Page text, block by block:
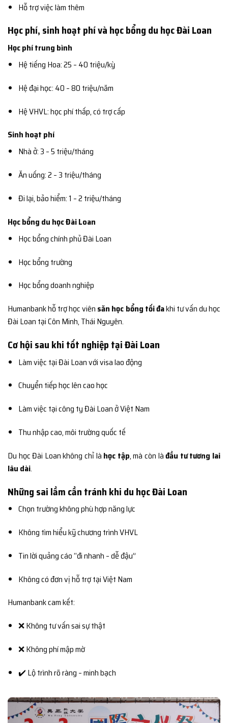
Hỗ trợ việc làm thêm
Học phí, sinh hoạt phí và học bổng du học Đài Loan
Học phí trung bình
Hệ tiếng Hoa: 25 – 40 triệu/kỳ
Hệ đại học: 40 – 80 triệu/năm
Hệ VHVL: học phí thấp, có trợ cấp
Sinh hoạt phí
Nhà ở: 3 – 5 triệu/tháng
Ăn uống: 2 – 3 triệu/tháng
Đi lại, bảo hiểm: 1 – 2 triệu/tháng
Học bổng du học Đài Loan
Học bổng chính phủ Đài Loan
Học bổng trường
Học bổng doanh nghiệp
Humanbank hỗ trợ học viên săn học bổng tối đakhi tư vấn du học
Đài Loan tại Côn Minh, Thái Nguyên.
Cơ hội sau khi tốt nghiệp tại Đài Loan
Làm việc tại Đài Loan với visa lao động
Chuyển tiếp học lên cao học
Làm việc tại công ty Đài Loan ở Việt Nam
Thu nhập cao, môi trường quốc tế
Du học Đài Loan không chỉ là học tập, mà còn làđầu tư tương lai
lâu dài.
Những sai lầm cần tránh khi du học Đài Loan
Chọn trường không phù hợp năng lực
Không tìm hiểu kỹ chương trình VHVL
Tin lời quảng cáo “đi nhanh – dễ đậu”
Không có đơn vị hỗ trợ tại Việt Nam
Humanbank cam kết:
❌ Không tư vấn sai sự thật
❌ Không phí mập mờ
✔️ Lộ trình rõ ràng – minh bạch